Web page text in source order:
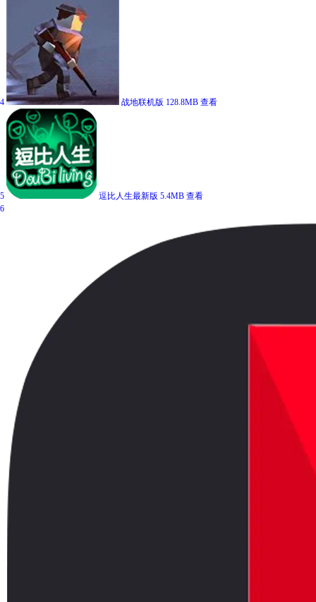
4 战地联机版 128.8MB 查看
5 逗比人生最新版 5.4MB 查看
6